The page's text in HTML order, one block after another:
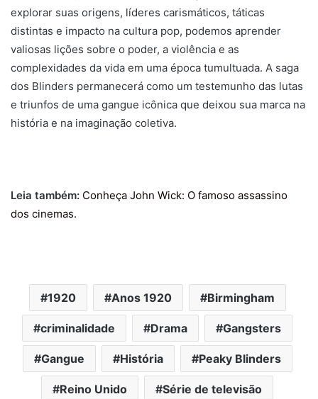
explorar suas origens, líderes carismáticos, táticas
distintas e impacto na cultura pop, podemos aprender
valiosas lições sobre o poder, a violência e as
complexidades da vida em uma época tumultuada. A saga
dos Blinders permanecerá como um testemunho das lutas
e triunfos de uma gangue icônica que deixou sua marca na
história e na imaginação coletiva.
Leia também: Conheça John Wick: O famoso assassino
dos cinemas.
1920 Anos 1920 Birmingham
criminalidade Drama Gangsters
Gangue História Peaky Blinders
Reino Unido Série de televisão